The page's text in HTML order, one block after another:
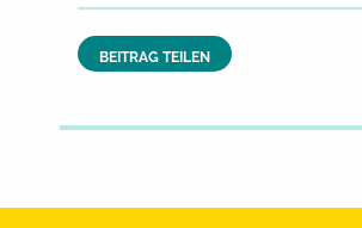
BEITRAG TEILEN